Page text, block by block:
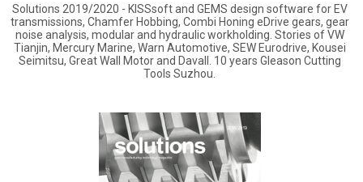
Solutions 2019/2020 - KISSsoft and GEMS design software for EV
transmissions, Chamfer Hobbing, Combi Honing eDrive gears, gear
noise analysis, modular and hydraulic workholding. Stories of VW
Tianjin, Mercury Marine, Warn Automotive, SEW Eurodrive, Kousei
Seimitsu, Great Wall Motor and Davall. 10 years Gleason Cutting
Tools Suzhou.